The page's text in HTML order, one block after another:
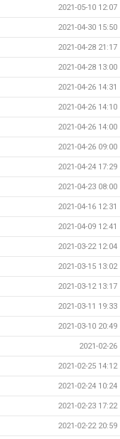
2021-05-10 12:07
2021-04-30 15:50
2021-04-28 21:17
2021-04-28 13:00
2021-04-26 14:31
2021-04-26 14:10
2021-04-26 14:00
2021-04-26 09:00
2021-04-24 17:29
2021-04-23 08:00
2021-04-16 12:31
2021-04-09 12:41
2021-03-22 12:04
2021-03-15 13:02
2021-03-12 13:17
2021-03-11 19:33
2021-03-10 20:49
2021-02-26
2021-02-25 14:12
2021-02-24 10:24
2021-02-23 17:22
2021-02-22 20:59